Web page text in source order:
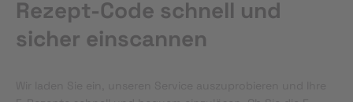
Rezept-Code schnell und
sicher einscannen